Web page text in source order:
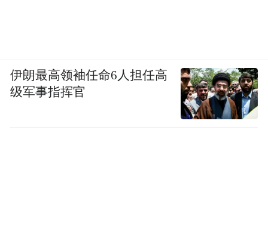
伊朗最高领袖任命6人担任高
级军事指挥官